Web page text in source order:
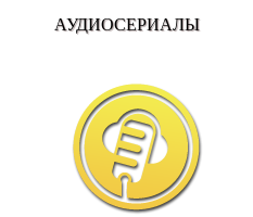
АУДИОСЕРИАЛЫ